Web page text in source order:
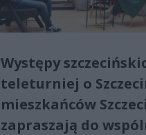
Występy
teleturniej o
mieszkańców
zapraszają do